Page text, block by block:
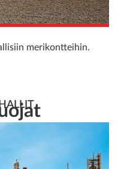
merikontteihin.